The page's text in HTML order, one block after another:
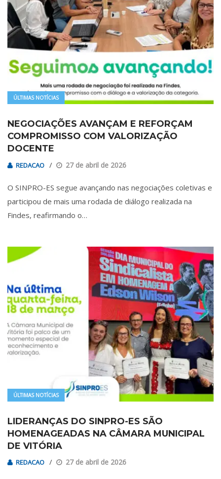
ÚLTIMAS NOTÍCIAS
NEGOCIAÇÕES AVANÇAM E REFORÇAM
COMPROMISSO COM VALORIZAÇÃO
DOCENTE
REDACAO 27 de abril de 2026
O SINPRO-ES segue avançando nas negociações coletivas e
participou de mais uma rodada de diálogo realizada na
Findes, reafirmando o…
ÚLTIMAS NOTÍCIAS
LIDERANÇAS DO SINPRO-ES SÃO
HOMENAGEADAS NA CÂMARA MUNICIPAL
DE VITÓRIA
REDACAO 27 de abril de 2026